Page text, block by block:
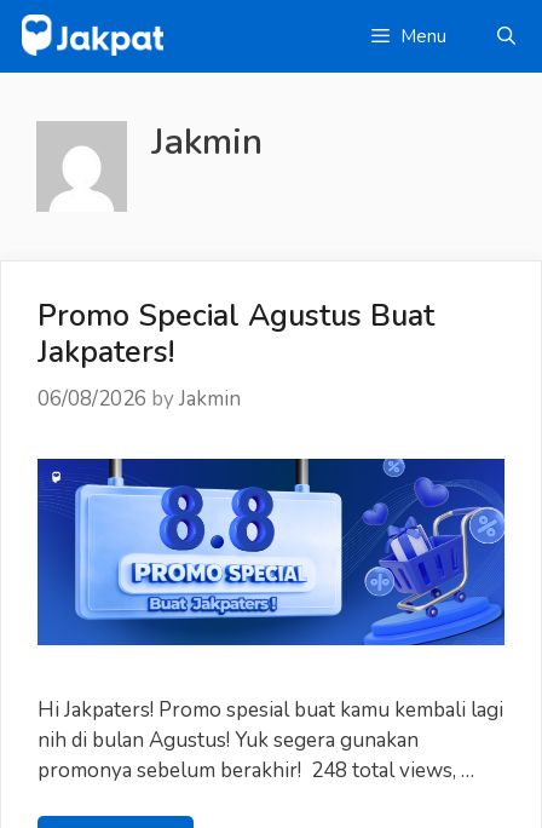
Skip
content
Menu
Jakmin
Promo Special Agustus Buat
Jakpaters!
06/08/2026 byJakmin
Hi Jakpaters! Promo spesial buat kamu kembali lagi
nih di bulan Agustus! Yuk segera gunakan
promonya sebelum berakhir! 248 total views, …